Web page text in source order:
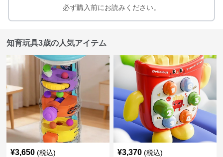
必ず購入前にお読みください。
知育玩具3歳の人気アイテム
¥3,650 (税込) ¥3,370 (税込)